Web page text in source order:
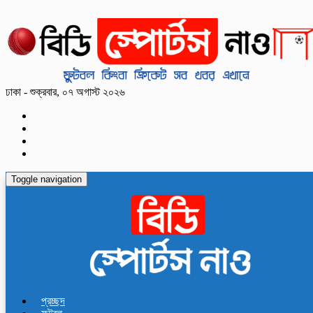
ঢাকা - শুক্রবার, ০৭ অগাস্ট ২০২৬
Toggle navigation
প্রচ্ছদ